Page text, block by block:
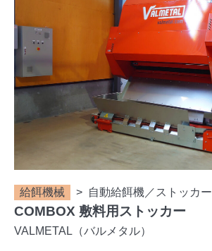
給餌機械 自動給餌機／ストッカー
COMBOX 敷料用ストッカー
VALMETAL（バルメタル）